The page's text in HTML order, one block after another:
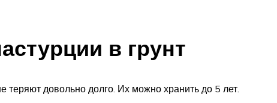
в грунт
теряют довольно долго. Их можно хранить до 5 лет.